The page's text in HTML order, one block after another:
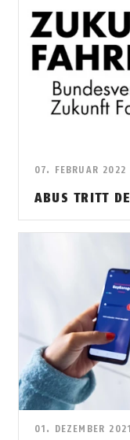
07. FEBRUAR 2022
ABUS TRITT
01. DEZEMBER 2021